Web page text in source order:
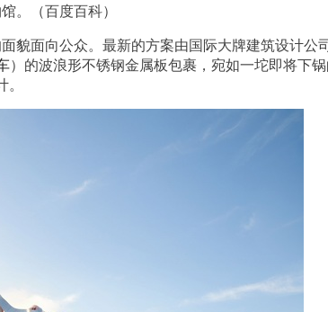
。（百度百科）
貌面向公众。最新的方案由国际大牌建筑设计公
）的波浪形不锈钢金属板包裹，宛如一坨即将下